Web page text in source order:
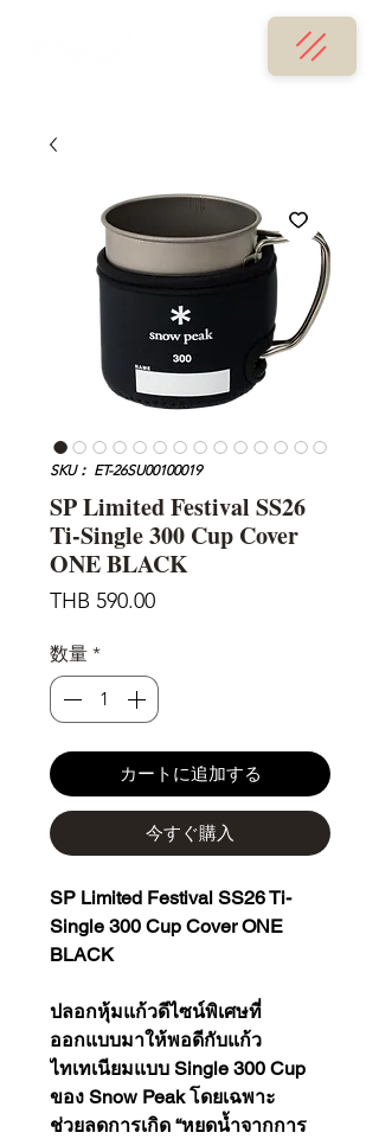
SKU： ET-26SU00100019
SP Limited Festival SS26
Ti-Single 300 Cup Cover
ONE BLACK
THB 590.00価
数量 *
カートに追加する
今すぐ購入
SP Limited Festival SS26 Ti-
Single 300 Cup Cover ONE
BLACK
ปลอกหุ้มแก้วดีไซน์พิเศษที่
ออกแบบมาให้พอดีกับแก้ว
ไทเทเนียมแบบ Single 300 Cup
ของ Snow Peak โดยเฉพาะ
ช่วยลดการเกิด “หยดน้ำจากการ